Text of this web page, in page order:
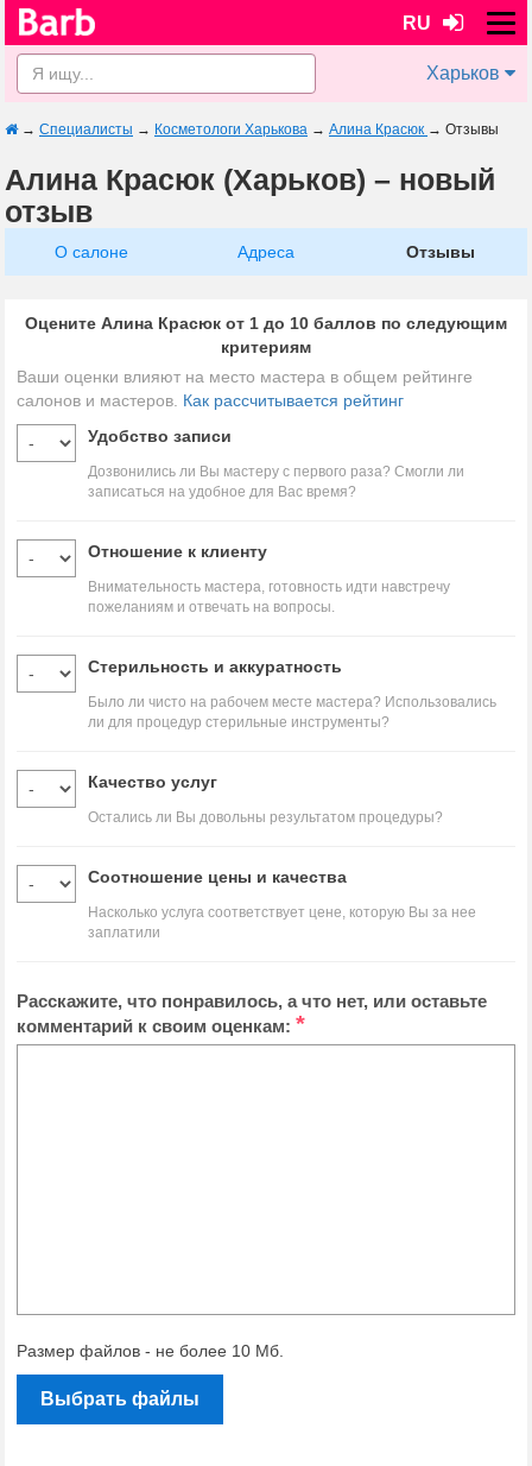
RU
Харьков
→ Специалисты → Косметологи Харькова → Алина Красюк → Отзывы
Алина Красюк (Харьков) – новый
отзыв
О салоне Адреса Отзывы
Оцените Алина Красюк от 1 до 10 баллов по следующим
критериям
Ваши оценки влияют на место мастера в общем рейтинге
салонов и мастеров. Как рассчитывается рейтинг
Удобство записи
Дозвонились ли Вы мастеру с первого раза? Смогли ли
записаться на удобное для Вас время?
Отношение к клиенту
Внимательность мастера, готовность идти навстречу
пожеланиям и отвечать на вопросы.
Стерильность и аккуратность
Было ли чисто на рабочем месте мастера? Использовались
ли для процедур стерильные инструменты?
Качество услуг
Остались ли Вы довольны результатом процедуры?
Соотношение цены и качества
Насколько услуга соответствует цене, которую Вы за нее
заплатили
Расскажите, что понравилось, а что нет, или оставьте
комментарий к своим оценкам: *
Размер файлов - не более 10 Мб.
Выбрать файлы